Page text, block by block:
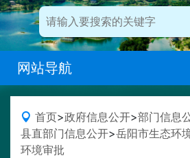
网站导航
首页>政府信息公开>部门信息
县直部门信息公开>岳阳市生态环
环境审批